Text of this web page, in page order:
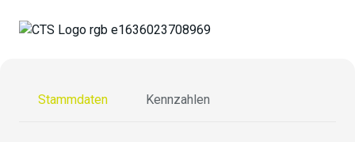
Stammdaten Kennzahlen